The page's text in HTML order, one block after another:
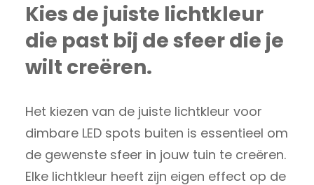
Kies de juiste lichtkleur
die past bij de sfeer die je
wilt creëren.
Het kiezen van de juiste lichtkleur voor
dimbare LED spots buiten is essentieel om
de gewenste sfeer in jouw tuin te creëren.
Elke lichtkleur heeft zijn eigen effect op de